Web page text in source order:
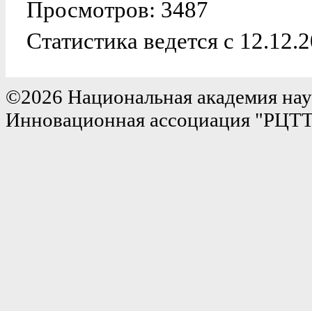
Просмотров: 3487
Статистика ведется с
©2026 Национальная академия
Инновационная ассоциация